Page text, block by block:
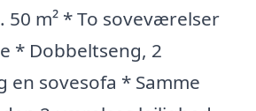
50 m² * To soveværelser
* Dobbeltseng, 2
en sovesofa * Samme